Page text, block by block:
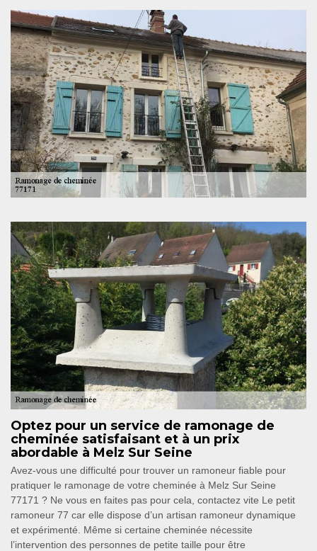
Optez pour un service de ramonage de
cheminée satisfaisant et à un prix
abordable à Melz Sur Seine
Avez-vous une difficulté pour trouver un ramoneur fiable pour
pratiquer le ramonage de votre cheminée à Melz Sur Seine
77171 ? Ne vous en faites pas pour cela, contactez vite Le petit
ramoneur 77 car elle dispose d’un artisan ramoneur dynamique
et expérimenté. Même si certaine cheminée nécessite
l’intervention des personnes de petite taille pour être